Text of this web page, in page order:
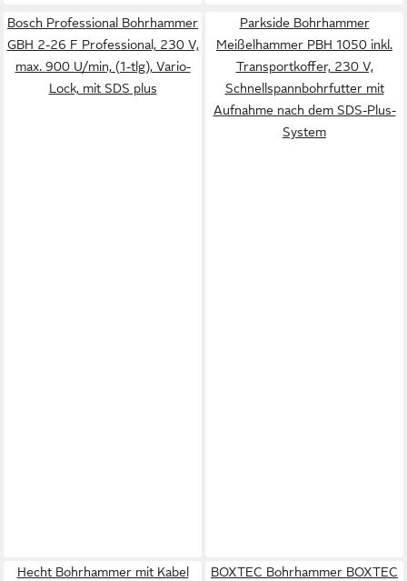
Bosch Professional Bohrhammer
GBH 2-26 F Professional, 230 V,
max. 900 U/min, (1-tlg), Vario-
Lock, mit SDS plus
Parkside Bohrhammer
Meißelhammer PBH 1050 inkl.
Transportkoffer, 230 V,
Schnellspannbohrfutter mit
Aufnahme nach dem SDS-Plus-
System
Hecht Bohrhammer mit Kabel
BOXTEC Bohrhammer BOXTEC